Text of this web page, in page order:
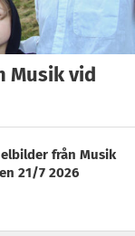
Musik vid
från Musik
21/7 2026